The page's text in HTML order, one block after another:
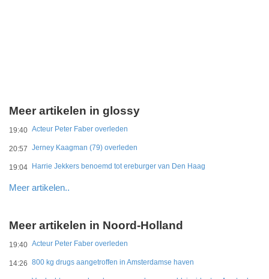
Meer artikelen in glossy
19:40 Acteur Peter Faber overleden
20:57 Jerney Kaagman (79) overleden
19:04 Harrie Jekkers benoemd tot ereburger van Den Haag
Meer artikelen..
Meer artikelen in Noord-Holland
19:40 Acteur Peter Faber overleden
14:26 800 kg drugs aangetroffen in Amsterdamse haven